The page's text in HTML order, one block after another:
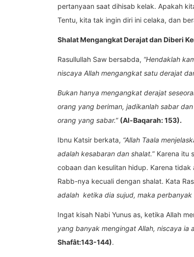
pertanyaan saat dihisab kelak. Apakah
Tentu, kita tak ingin diri ini celaka, dan
Shalat Mengangkat Derajat dan Diberi
Rasullullah Saw bersabda, “Hendaklah
niscaya Allah mengangkat satu derajat
Bukan hanya mengangkat derajat
orang yang beriman, jadikanlah sabar
orang yang sabar.” (Al-Baqarah: 153).
Ibnu Katsir berkata, “Allah Taala
adalah kesabaran dan shalat.” Karena itu
cobaan dan kesulitan hidup. Karena
Rabb-nya kecuali dengan shalat. Kata
adalah ketika dia sujud, maka perbanyak
Ingat kisah Nabi Yunus as, ketika Allah
yang banyak mengingat Allah, niscaya ia
Shafât:143-144).